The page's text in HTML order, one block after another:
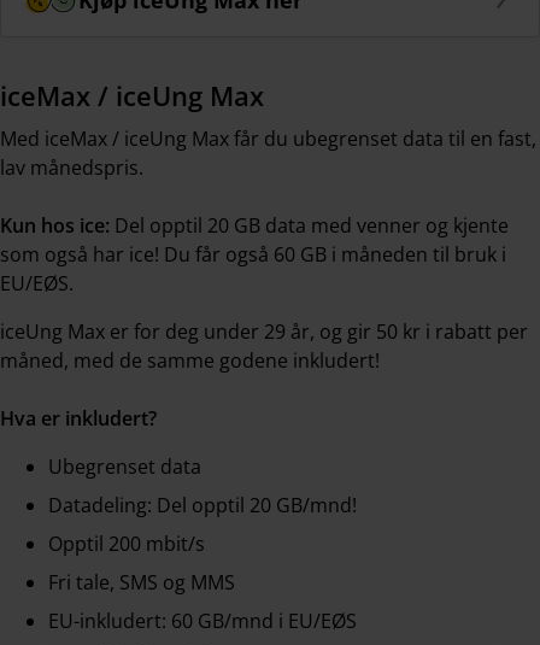
iceMax / iceUng Max
Med iceMax / iceUng Max får du ubegrenset data til en fast,
lav månedspris.
Kun hos ice: Del opptil 20 GB data med venner og kjente
som også har ice! Du får også 60 GB i måneden til bruk i
EU/EØS.
iceUng Max er for deg under 29 år, og gir 50 kr i rabatt per
måned, med de samme godene inkludert!
Hva er inkludert?
Ubegrenset data
Datadeling: Del opptil 20 GB/mnd!
Opptil 200 mbit/s
Fri tale, SMS og MMS
EU-inkludert: 60 GB/mnd i EU/EØS